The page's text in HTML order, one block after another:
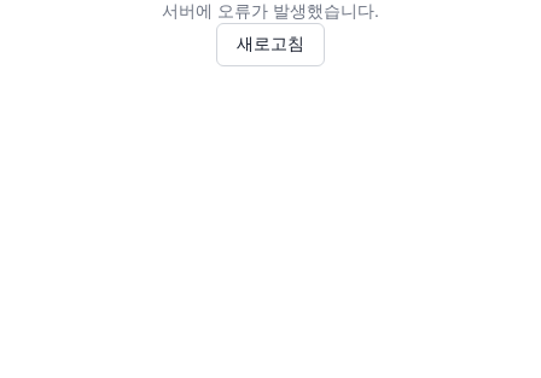
서버에 오류가 발생했습니다.
새로고침